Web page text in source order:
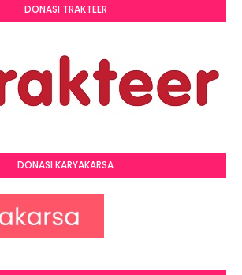
DONASI TRAKTEER
DONASI KARYAKARSA